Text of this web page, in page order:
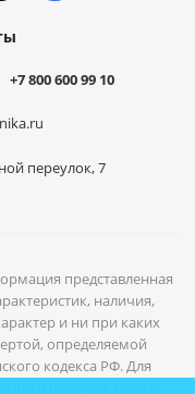
+7 800 600 99 10
переулок, 7
представленная
наличия,
и ни при каких
определяемой
кодекса РФ. Для